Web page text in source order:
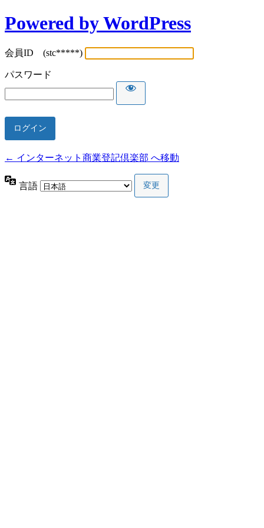
Powered by WordPress
会員ID (stc*****)
パスワード
← インターネット商業登記倶楽部 へ移動
言語